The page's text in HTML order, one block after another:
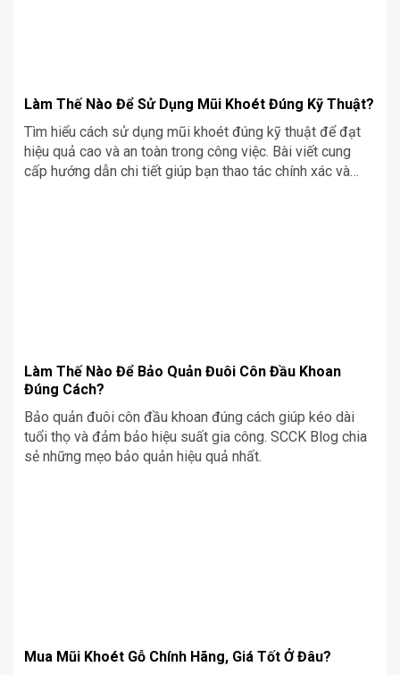
Làm Thế Nào Để Sử Dụng Mũi Khoét Đúng Kỹ Thuật?
Tìm hiểu cách sử dụng mũi khoét đúng kỹ thuật để đạt
hiệu quả cao và an toàn trong công việc. Bài viết cung
cấp hướng dẫn chi tiết giúp bạn thao tác chính xác và
Làm Thế Nào Để Bảo Quản Đuôi Côn Đầu Khoan
Đúng Cách?
Bảo quản đuôi côn đầu khoan đúng cách giúp kéo dài
tuổi thọ và đảm bảo hiệu suất gia công. SCCK Blog chia
sẻ những mẹo bảo quản hiệu quả nhất.
Mua Mũi Khoét Gỗ Chính Hãng, Giá Tốt Ở Đâu?